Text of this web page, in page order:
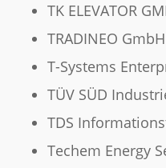
TK ELEVATOR
TRADINEO GmbH
T-Systems
TÜV SÜD
TDS
Techem Energy